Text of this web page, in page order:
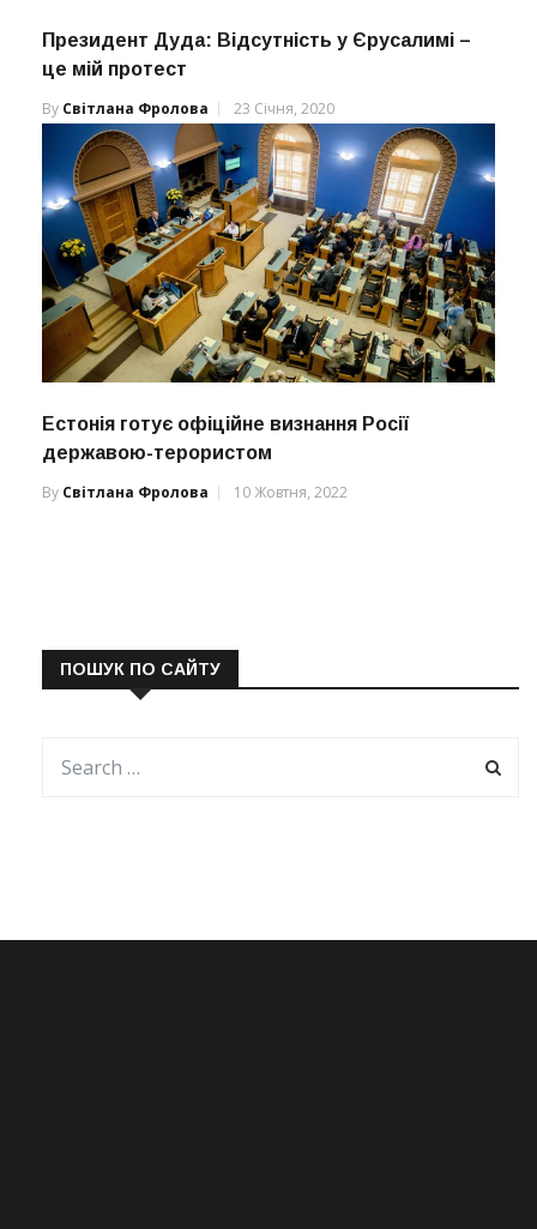
Президент Дуда: Відсутність у Єрусалимі –
це мій протест
By Світлана Фролова 23 Січня, 2020
Естонія готує офіційне визнання Росії
державою-терористом
By Світлана Фролова 10 Жовтня, 2022
ПОШУК ПО САЙТУ